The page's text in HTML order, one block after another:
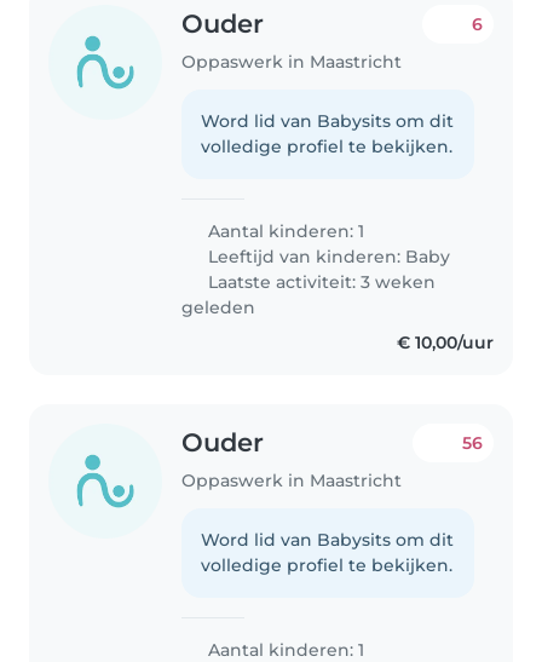
Ouder
Oppaswerk in Maastricht
6
Word lid van Babysits om dit
volledige profiel te bekijken.
Aantal kinderen: 1
Leeftijd van kinderen: Baby
Laatste activiteit: 3 weken
geleden
€ 10,00/uur
Ouder
Oppaswerk in Maastricht
56
Word lid van Babysits om dit
volledige profiel te bekijken.
Aantal kinderen: 1